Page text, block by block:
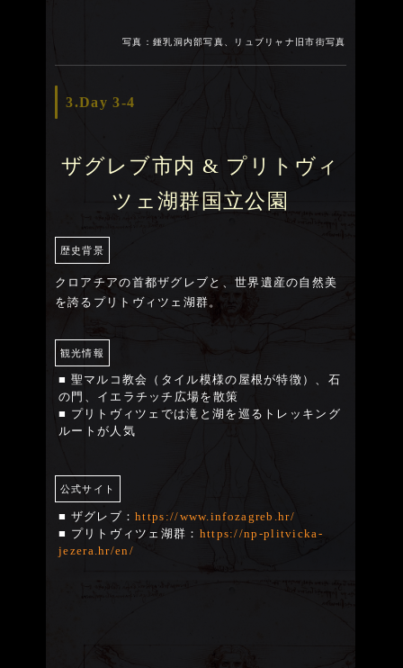
写真：鍾乳洞内部写真、リュブリャナ旧市街写真
3.Day 3-4
ザグレブ市内 & プリトヴィ
ツェ湖群国立公園
歴史背景
クロアチアの首都ザグレブと、世界遺産の自然美
を誇るプリトヴィツェ湖群。
観光情報
■ 聖マルコ教会（タイル模様の屋根が特徴）、石
の門、イエラチッチ広場を散策
■ プリトヴィツェでは滝と湖を巡るトレッキング
ルートが人気
公式サイト
■ ザグレブ：https://www.infozagreb.hr/
■ プリトヴィツェ湖群： https://np-plitvicka-
jezera.hr/en/